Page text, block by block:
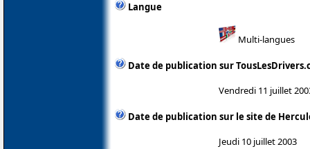
Langue
Multi-langues
Date de publication sur
Vendredi 11 juillet
Date de publication sur le site de
Jeudi 10 juillet 2003